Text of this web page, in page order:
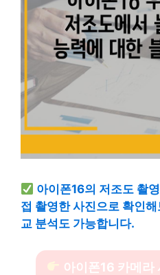
아이폰16의 저조도 촬
접 촬영한 사진으로 확인
교 분석도 가능합니다.
아이폰16 카메라